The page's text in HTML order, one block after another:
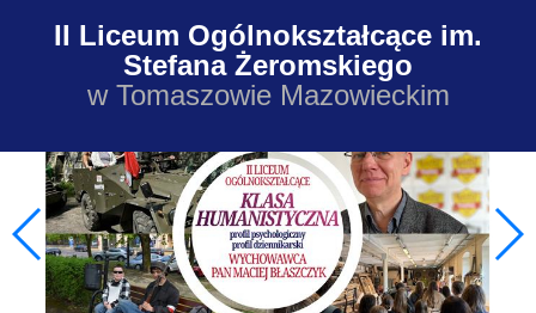
II Liceum Ogólnokształcące im.
Stefana Żeromskiego
w Tomaszowie Mazowieckim